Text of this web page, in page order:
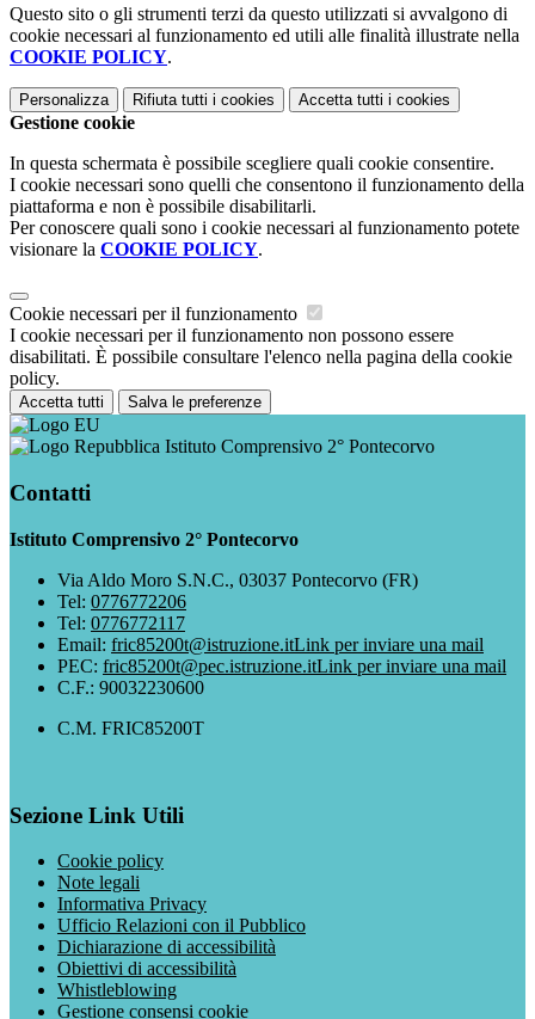
Questo sito o gli strumenti terzi da questo utilizzati si avvalgono di
cookie necessari al funzionamento ed utili alle finalità illustrate nella
COOKIE POLICY.
Personalizza Rifiuta tutti i cookies Accetta tutti i cookies
Gestione cookie
In questa schermata è possibile scegliere quali cookie consentire.
I cookie necessari sono quelli che consentono il funzionamento della
piattaforma e non è possibile disabilitarli.
Per conoscere quali sono i cookie necessari al funzionamento potete
visionare la COOKIE POLICY.
Cookie necessari per il funzionamento
I cookie necessari per il funzionamento non possono essere
disabilitati. È possibile consultare l'elenco nella pagina della cookie
policy.
Accetta tutti Salva le preferenze
Istituto Comprensivo 2° Pontecorvo
Contatti
Istituto Comprensivo 2° Pontecorvo
Via Aldo Moro S.N.C., 03037 Pontecorvo (FR)
Tel: 0776772206
Tel: 0776772117
Email: fric85200t@istruzione.itLink per inviare una mail
PEC: fric85200t@pec.istruzione.itLink per inviare una mail
C.F.: 90032230600
C.M. FRIC85200T
Sezione Link Utili
Cookie policy
Note legali
Informativa Privacy
Ufficio Relazioni con il Pubblico
Dichiarazione di accessibilità
Obiettivi di accessibilità
Whistleblowing
Gestione consensi cookie